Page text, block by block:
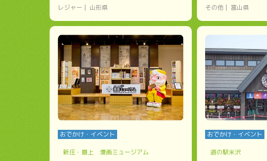
レジャー 山形県 その他 富山県
おでかけ・イベント
新庄・最上 漫画ミュージアム
おでかけ・イベント
道の駅米沢